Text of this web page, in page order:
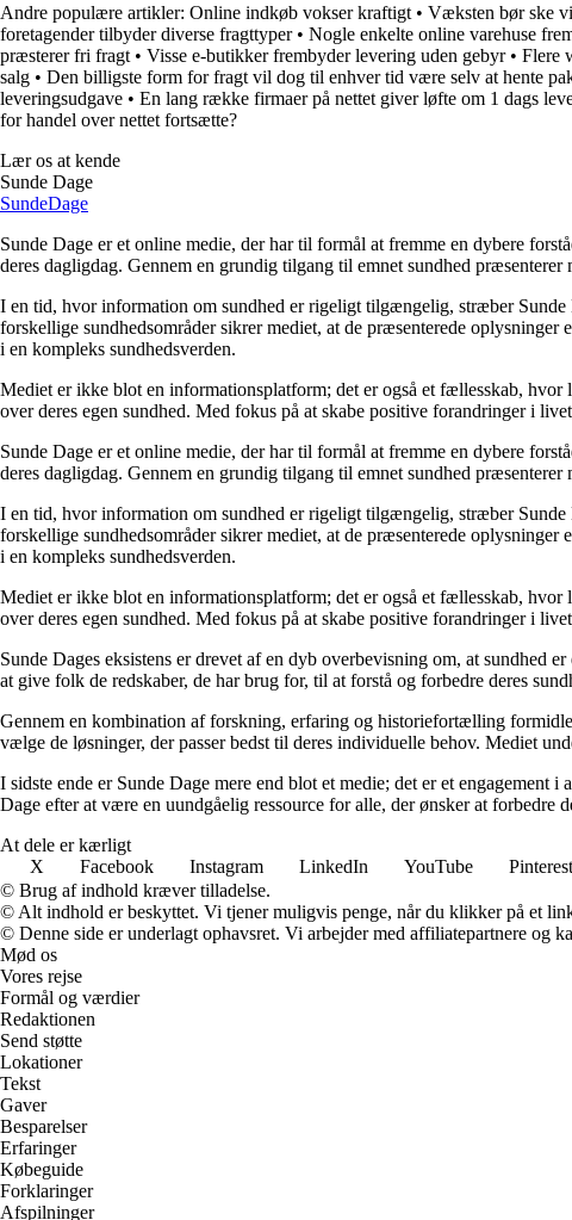
Andre populære artikler: Online indkøb vokser kraftigt • Væksten bør ske
foretagender tilbyder diverse fragttyper• Nogle enkelte online varehuse
præsterer fri fragt • Visse e-butikker frembyder levering uden gebyr• Flere
salg • Den billigste form for fragt vil dog til enhver tid være selv at hente
leveringsudgave • En lang række firmaer på nettet giver løfte om 1 dags
for handel over nettet fortsætte?
Lær os at kende
Sunde Dage
SundeDage
Sunde Dage er et online medie, der har til formål at fremme en dybere
deres dagligdag. Gennem en grundig tilgang til emnet sundhed
I en tid, hvor information om sundhed er rigeligt tilgængelig, stræber Sunde
forskellige sundhedsområder sikrer mediet, at de præsenterede
i en kompleks sundhedsverden.
Mediet er ikke blot en informationsplatform; det er også et fællesskab,
over deres egen sundhed. Med fokus på at skabe positive forandringer i
Sunde Dage er et online medie, der har til formål at fremme en dybere
deres dagligdag. Gennem en grundig tilgang til emnet sundhed
I en tid, hvor information om sundhed er rigeligt tilgængelig, stræber Sunde
forskellige sundhedsområder sikrer mediet, at de præsenterede
i en kompleks sundhedsverden.
Mediet er ikke blot en informationsplatform; det er også et fællesskab,
over deres egen sundhed. Med fokus på at skabe positive forandringer i
Sunde Dages eksistens er drevet af en dyb overbevisning om, at sundhed
at give folk de redskaber, de har brug for, til at forstå og forbedre deres
Gennem en kombination af forskning, erfaring og historiefortælling
vælge de løsninger, der passer bedst til deres individuelle behov. Mediet
I sidste ende er Sunde Dage mere end blot et medie; det er et
Dage efter at være en uundgåelig ressource for alle, der ønsker at forbedre
At dele er kærligt
X
Facebook Instagram LinkedIn YouTube Pinterest
© Brug af indhold kræver tilladelse.
© Alt indhold er beskyttet. Vi tjener muligvis penge, når du klikker på et
© Denne side er underlagt ophavsret. Vi arbejder med affiliatepartnere og
Mød os
Vores rejse
Formål og værdier
Redaktionen
Send støtte
Lokationer
Tekst
Gaver
Besparelser
Erfaringer
Købeguide
Forklaringer
Afspilninger